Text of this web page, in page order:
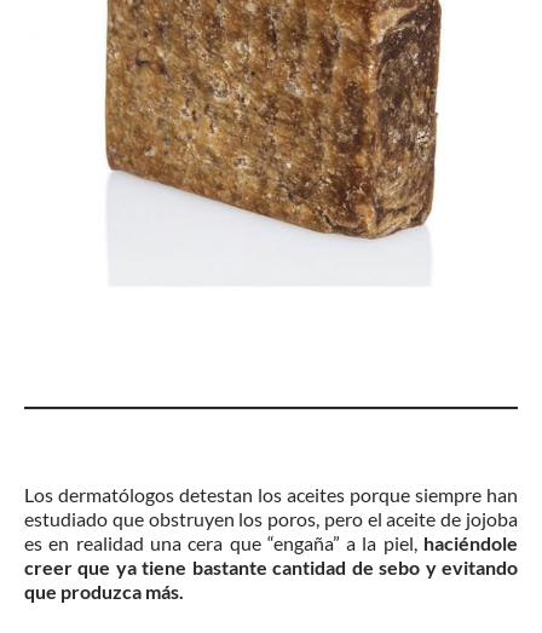
Los dermatólogos detestan los aceites porque siempre han
estudiado que obstruyen los poros, pero el aceite de jojoba
es en realidad una cera que “engaña” a la piel, haciéndole
creer que ya tiene bastante cantidad de sebo y evitando
que produzca más.